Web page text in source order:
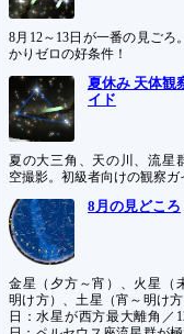
8月12～13日が一番の見ごろ
かりゼロの好条件！
夏休み 天体観
イド
夏の大三角、天の川、流星
空撮影。初級者向けの観察ガ
8月の見どころ
金星（夕方～宵）、火星（
明け方）、土星（宵～明け
日：水星が西方最大離角／